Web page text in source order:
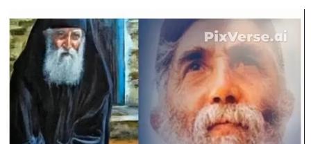
Πρόγραμμα
Αναπαραγωγής
Βίντεο